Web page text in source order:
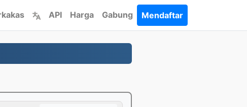
API Harga Gabung Mendaftar